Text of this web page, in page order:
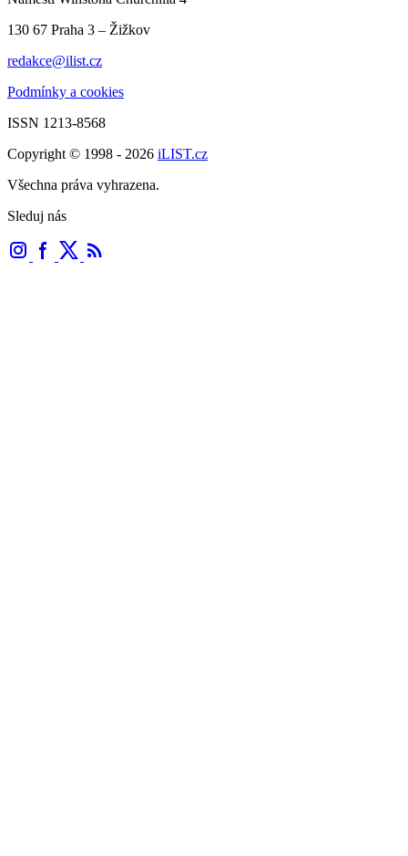
130 67 Praha 3 – Žižkov
redakce@ilist.cz
Podmínky a cookies
ISSN 1213-8568
Copyright © 1998 - 2026 iLIST.cz
Všechna práva vyhrazena.
Sleduj nás